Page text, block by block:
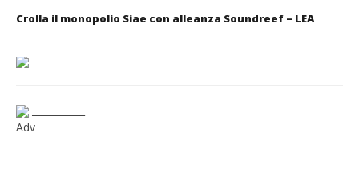
Crolla il monopolio Siae con alleanza Soundreef – LEA
Adv